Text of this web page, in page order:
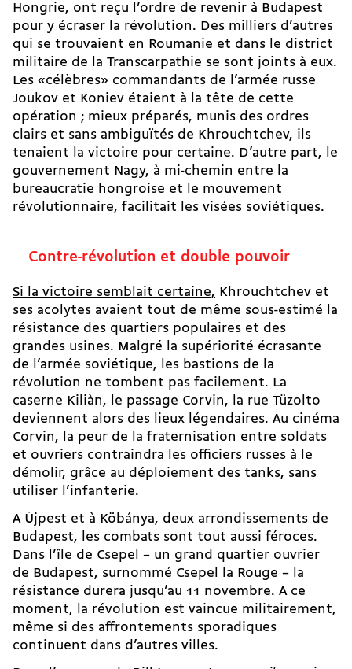
Hongrie, ont reçu l’ordre de revenir à Budapest
pour y écraser la révolution. Des milliers d’autres
qui se trouvaient en Roumanie et dans le district
militaire de la Transcarpathie se sont joints à eux.
Les «célèbres» commandants de l’armée russe
Joukov et Koniev étaient à la tête de cette
opération ; mieux préparés, munis des ordres
clairs et sans ambiguïtés de Khrouchtchev, ils
tenaient la victoire pour certaine. D’autre part, le
gouvernement Nagy, à mi-chemin entre la
bureaucratie hongroise et le mouvement
révolutionnaire, facilitait les visées soviétiques.
Contre-révolution et double pouvoir
Si la victoire semblait certaine, Khrouchtchev et
ses acolytes avaient tout de même sous-estimé la
résistance des quartiers populaires et des
grandes usines. Malgré la supériorité écrasante
de l’armée soviétique, les bastions de la
révolution ne tombent pas facilement. La
caserne Kiliàn, le passage Corvin, la rue Tüzolto
deviennent alors des lieux légendaires. Au cinéma
Corvin, la peur de la fraternisation entre soldats
et ouvriers contraindra les officiers russes à le
démolir, grâce au déploiement des tanks, sans
utiliser l’infanterie.
A Újpest et à Köbánya, deux arrondissements de
Budapest, les combats sont tout aussi féroces.
Dans l’île de Csepel – un grand quartier ouvrier
de Budapest, surnommé Csepel la Rouge – la
résistance durera jusqu’au 11 novembre. A ce
moment, la révolution est vaincue militairement,
même si des affrontements sporadiques
continuent dans d’autres villes.